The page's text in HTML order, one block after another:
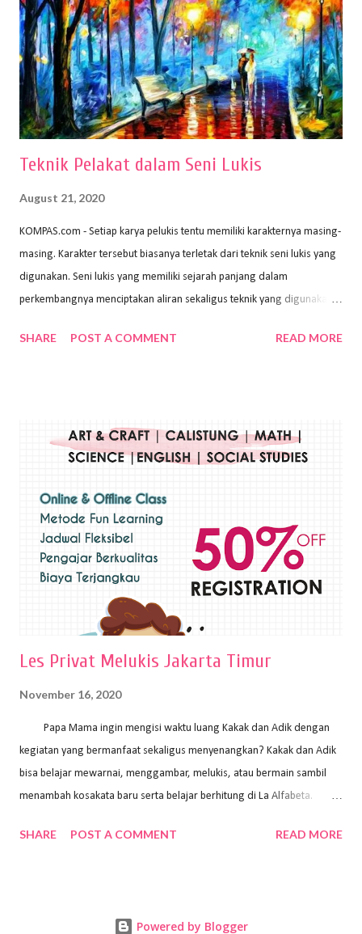
nyaman dan maksimal. Bahan kertas yang baik salah satu syaratnya
adalah tidak mudah sobek, mengingat menggambar merupakan
proses menggores dan menghapus. Kertas adalah bahan yang paling
ideal digunakan untuk menggambar. Dalam menggambar
menggunakan pen...
Teknik Pelakat dalam Seni Lukis
August 21, 2020
KOMPAS.com - Setiap karya pelukis tentu memiliki karakternya masing-
masing. Karakter tersebut biasanya terletak dari teknik seni lukis yang
digunakan. Seni lukis yang memiliki sejarah panjang dalam
perkembangnya menciptakan aliran sekaligus teknik yang digunakan.
Wayan Kun Adnyana, teknik yang berbeda tentunya akan
menggunakan bahan dasar cat air, cat akrilik, atau cat minyak dengan
sapuan warna cat yang tebal. Dengan memberikan sapuan warna
pelukis untuk menghasilkan lukisan yang mempesona dan tentunya
bernilai tinggi. Ciri teknik plakat Ciri-ciri teknik plakat, yaitu: Sapuan
warna yang kental dan tebal. Hasil lukisan menutupi seluruh bagian
medianya Mem...
SHARE POST A COMMENT READ MORE
Les Privat Melukis Jakarta Timur
November 16, 2020
Papa Mama ingin mengisi waktu luang Kakak dan Adik dengan
kegiatan yang bermanfaat sekaligus menyenangkan? Kakak dan Adik
bisa belajar mewarnai, menggambar, melukis, atau bermain sambil
menambah kosakata baru serta belajar berhitung di La Alfabeta.
kok untuk mengajar dengan metode yang fun, La Alfabeta
SHARE POST A COMMENT READ MORE
Powered by Blogger